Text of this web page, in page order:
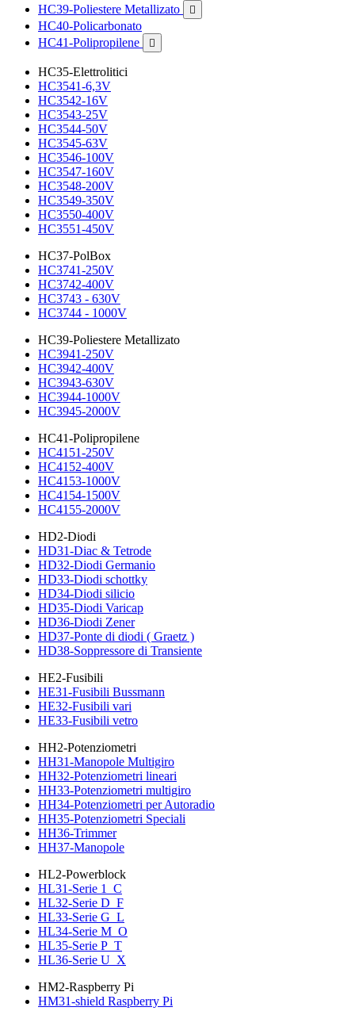
HC39-Poliestere Metallizato

HC40-Policarbonato
HC41-Polipropilene

HC35-Elettrolitici
HC3541-6,3V
HC3542-16V
HC3543-25V
HC3544-50V
HC3545-63V
HC3546-100V
HC3547-160V
HC3548-200V
HC3549-350V
HC3550-400V
HC3551-450V
HC37-PolBox
HC3741-250V
HC3742-400V
HC3743 - 630V
HC3744 - 1000V
HC39-Poliestere Metallizato
HC3941-250V
HC3942-400V
HC3943-630V
HC3944-1000V
HC3945-2000V
HC41-Polipropilene
HC4151-250V
HC4152-400V
HC4153-1000V
HC4154-1500V
HC4155-2000V
HD2-Diodi
HD31-Diac & Tetrode
HD32-Diodi Germanio
HD33-Diodi schottky
HD34-Diodi silicio
HD35-Diodi Varicap
HD36-Diodi Zener
HD37-Ponte di diodi ( Graetz )
HD38-Soppressore di Transiente
HE2-Fusibili
HE31-Fusibili Bussmann
HE32-Fusibili vari
HE33-Fusibili vetro
HH2-Potenziometri
HH31-Manopole Multigiro
HH32-Potenziometri lineari
HH33-Potenziometri multigiro
HH34-Potenziometri per Autoradio
HH35-Potenziometri Speciali
HH36-Trimmer
HH37-Manopole
HL2-Powerblock
HL31-Serie 1_C
HL32-Serie D_F
HL33-Serie G_L
HL34-Serie M_O
HL35-Serie P_T
HL36-Serie U_X
HM2-Raspberry Pi
HM31-shield Raspberry Pi